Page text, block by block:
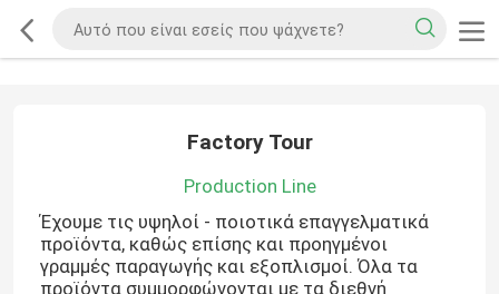
Factory Tour
Production Line
Έχουμε τις υψηλοί - ποιοτικά επαγγελματικά
προϊόντα, καθώς επίσης και προηγμένοι
γραμμές παραγωγής και εξοπλισμοί. Όλα τα
προϊόντα συμμορφώνονται με τα διεθνή